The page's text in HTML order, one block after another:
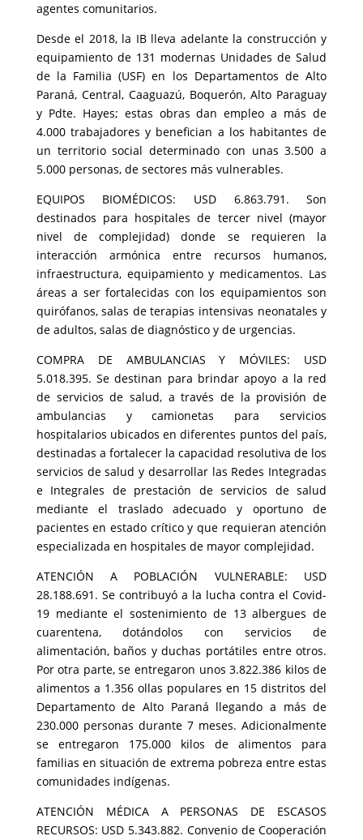
agentes comunitarios.
Desde el 2018, la IB lleva adelante la construcción y
equipamiento de 131 modernas Unidades de Salud
de la Familia (USF) en los Departamentos de Alto
Paraná, Central, Caaguazú, Boquerón, Alto Paraguay
y Pdte. Hayes; estas obras dan empleo a más de
4.000 trabajadores y benefician a los habitantes de
un territorio social determinado con unas 3.500 a
5.000 personas, de sectores más vulnerables.
EQUIPOS BIOMÉDICOS: USD 6.863.791. Son
destinados para hospitales de tercer nivel (mayor
nivel de complejidad) donde se requieren la
interacción armónica entre recursos humanos,
infraestructura, equipamiento y medicamentos. Las
áreas a ser fortalecidas con los equipamientos son
quirófanos, salas de terapias intensivas neonatales y
de adultos, salas de diagnóstico y de urgencias.
COMPRA DE AMBULANCIAS Y MÓVILES: USD
5.018.395. Se destinan para brindar apoyo a la red
de servicios de salud, a través de la provisión de
ambulancias y camionetas para servicios
hospitalarios ubicados en diferentes puntos del país,
destinadas a fortalecer la capacidad resolutiva de los
servicios de salud y desarrollar las Redes Integradas
e Integrales de prestación de servicios de salud
mediante el traslado adecuado y oportuno de
pacientes en estado crítico y que requieran atención
especializada en hospitales de mayor complejidad.
ATENCIÓN A POBLACIÓN VULNERABLE: USD
28.188.691. Se contribuyó a la lucha contra el Covid-
19 mediante el sostenimiento de 13 albergues de
cuarentena, dotándolos con servicios de
alimentación, baños y duchas portátiles entre otros.
Por otra parte, se entregaron unos 3.822.386 kilos de
alimentos a 1.356 ollas populares en 15 distritos del
Departamento de Alto Paraná llegando a más de
230.000 personas durante 7 meses. Adicionalmente
se entregaron 175.000 kilos de alimentos para
familias en situación de extrema pobreza entre estas
comunidades indígenas.
ATENCIÓN MÉDICA A PERSONAS DE ESCASOS
RECURSOS: USD 5.343.882. Convenio de Cooperación